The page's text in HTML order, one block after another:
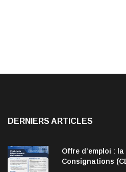
DERNIERS ARTICLES
Offre d’emploi :
Consignations